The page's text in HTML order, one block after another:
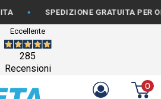
• SPEDIZIONE GRATUITA PER
Eccellente
285
Recensioni
0